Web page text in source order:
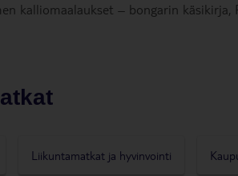
kalliomaalaukset – bongarin
Liikuntamatkat ja hyvinvointi